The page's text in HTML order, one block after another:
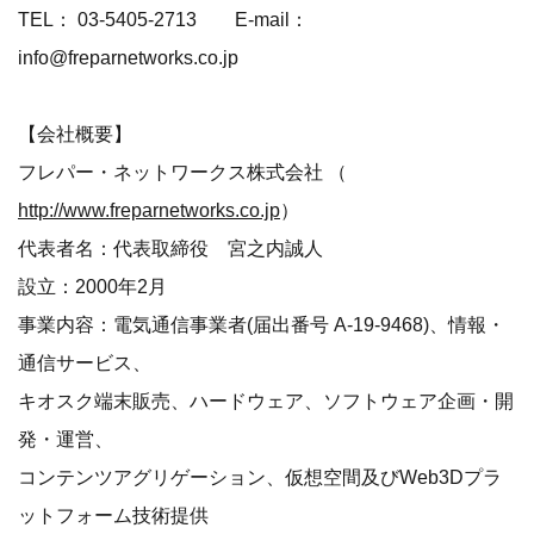
TEL： 03-5405-2713 E-mail：
info@freparnetworks.co.jp
【会社概要】
フレパー・ネットワークス株式会社 （
http://www.freparnetworks.co.jp）
代表者名：代表取締役 宮之内誠人
設立：2000年2月
事業内容：電気通信事業者(届出番号 A-19-9468)、情報・
通信サービス、
キオスク端末販売、ハードウェア、ソフトウェア企画・開
発・運営、
コンテンツアグリゲーション、仮想空間及びWeb3Dプラ
ットフォーム技術提供